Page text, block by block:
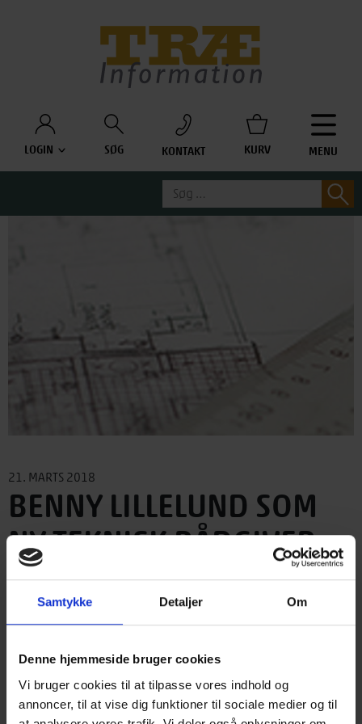
Samtykke Detaljer Om
Denne hjemmeside bruger cookies
Vi bruger cookies til at tilpasse vores indhold og
annoncer, til at vise dig funktioner til sociale medier og til
LOGIN SØG KONTAKT KURV MENU
Søg
efter:
21. MARTS 2018
BENNY LILLELUND SOM
NY TEKNISK RÅDGIVER
I bestræbelserne på at give vores medlemmer den
bedst mulige rådgivning samt sætte ekstra fokus på
ansat endnu en byggeteknisk rådgiver, Benny
Lillelund. Vores rådgivningsteam består nu af
Christine Rem, Jørgen Munch-Andersen og Benny